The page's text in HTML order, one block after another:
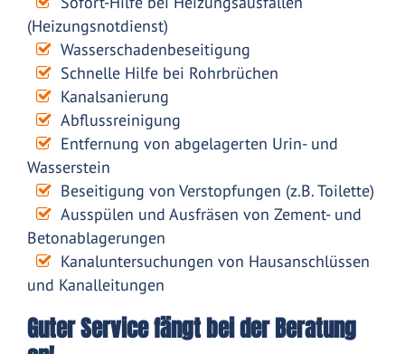
(Heizungsnotdienst)
Wasserschadenbeseitigung
Schnelle Hilfe bei Rohrbrüchen
Kanalsanierung
Abflussreinigung
Entfernung von abgelagerten Urin- und
Wasserstein
Beseitigung von Verstopfungen (z.B. Toilette)
Ausspülen und Ausfräsen von Zement- und
Betonablagerungen
Kanaluntersuchungen von Hausanschlüssen
und Kanalleitungen
Guter Service fängt bei der Beratung